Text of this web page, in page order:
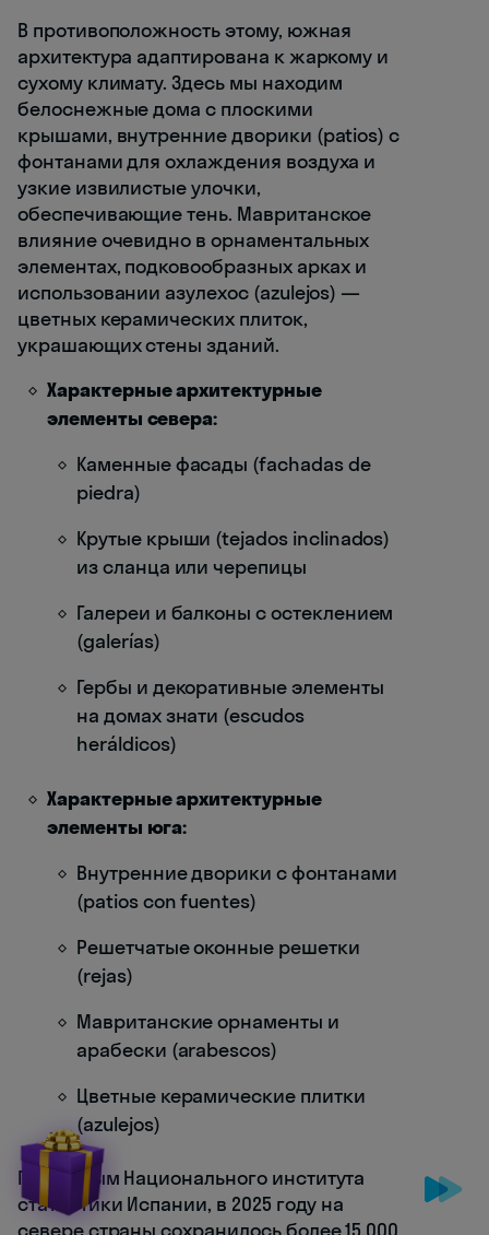
В противоположность этому, южная
архитектура адаптирована к жаркому и
сухому климату. Здесь мы находим
белоснежные дома с плоскими
крышами, внутренние дворики (patios) с
фонтанами для охлаждения воздуха и
узкие извилистые улочки,
обеспечивающие тень. Мавританское
влияние очевидно в орнаментальных
элементах, подковообразных арках и
использовании азулехос (azulejos) —
цветных керамических плиток,
украшающих стены зданий.
Характерные архитектурные
элементы севера:
Каменные фасады (fachadas de
piedra)
Крутые крыши (tejados inclinados)
из сланца или черепицы
Галереи и балконы с остеклением
(galerías)
Гербы и декоративные элементы
на домах знати (escudos
heráldicos)
Характерные архитектурные
элементы юга:
Внутренние дворики с фонтанами
(patios con fuentes)
Решетчатые оконные решетки
(rejas)
Мавританские орнаменты и
арабески (arabescos)
Цветные керамические плитки
(azulejos)
По данным Национального института
статистики Испании, в 2025 году на
севере страны сохранилось более 15,000